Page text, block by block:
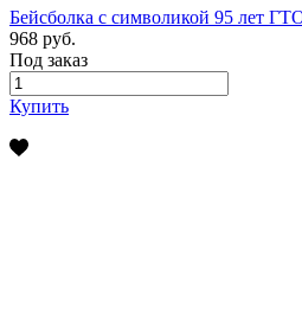
Бейсболка с символикой 95 лет
968 руб.
Под заказ
Купить